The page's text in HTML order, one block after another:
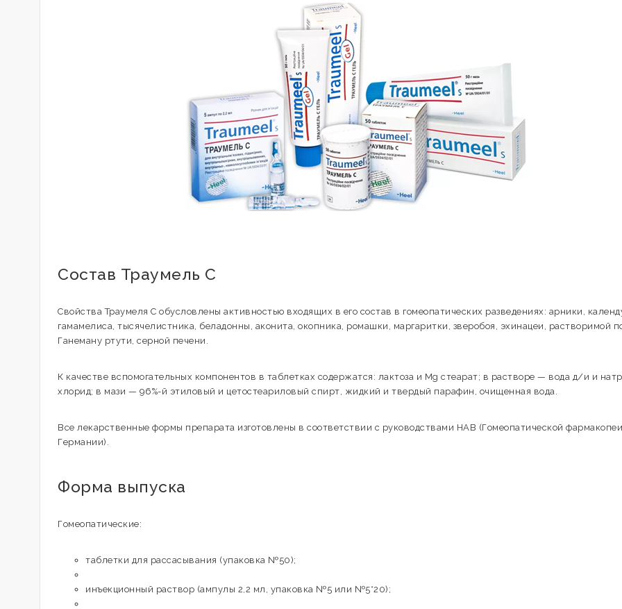
Состав Траумель С
Свойства Траумеля С обусловлены активностью входящих в его состав в гомеопатических разведениях: арники,
гамамелиса, тысячелистника, беладонны, аконита, окопника, ромашки, маргаритки, зверобоя, эхинацеи, растворимой
Ганеману ртути, серной печени.
К качестве вспомогательных компонентов в таблетках содержатся: лактоза и Mg стеарат; в растворе — вода д/и и
хлорид; в мази — 96%-й этиловый и цетостеариловый спирт, жидкий и твердый парафин, очищенная вода.
Все лекарственные формы препарата изготовлены в соответствии с руководствами HAB (Гомеопатической фармакопеи
Германии).
Форма выпуска
Гомеопатические:
таблетки для рассасывания (упаковка №50);
инъекционный раствор (ампулы 2,2 мл, упаковка №5 или №5*20);